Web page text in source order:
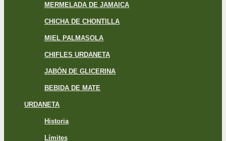
MERMELADA DE JAMAICA
CHICHA DE CHONTILLA
MIEL PALMASOLA
CHIFLES URDANETA
JABÓN DE GLICERINA
BEBIDA DE MATE
URDANETA
Historia
Límites